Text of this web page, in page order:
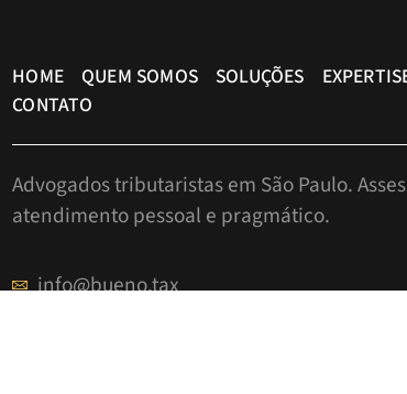
HOME QUEM SOMOS SOLUÇÕES
CONTATO
Advogados tributaristas em São Paulo.
atendimento pessoal e pragmático.
info@bueno.tax